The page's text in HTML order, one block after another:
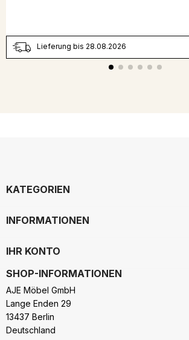
Lieferung bis 28.08.2026
KATEGORIEN
INFORMATIONEN
IHR KONTO
SHOP-INFORMATIONEN
AJE Möbel GmbH
Lange Enden 29
13437 Berlin
Deutschland